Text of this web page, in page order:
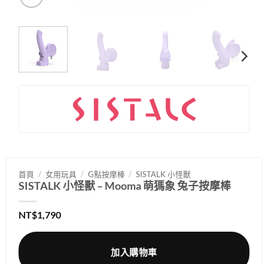
首頁 / 女用玩具 / G點按摩棒 / SISTALK 小怪獸
SISTALK 小怪獸 – Mooma 萌獁象 兔子按摩棒
NT$1,790
加入購物車